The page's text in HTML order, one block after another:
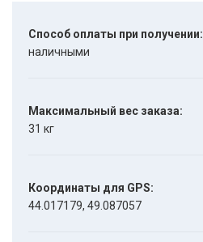
Способ оплаты при получении:
наличными
Максимальный вес заказа:
31 кг
Координаты для GPS:
44.017179, 49.087057